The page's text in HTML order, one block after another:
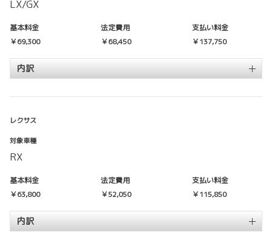
LX/GX
基本料金
￥69,300
法定費用
￥68,450
支払い料金
￥137,750
内訳
レクサス
対象車種
RX
基本料金
￥63,800
法定費用
￥52,050
支払い料金
￥115,850
内訳